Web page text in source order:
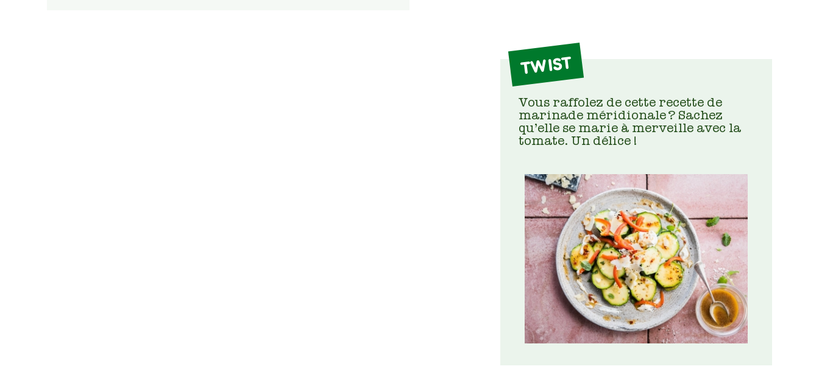
TWIST
Vous raffolez de cette recette de
marinade méridionale ? Sachez
qu’elle se marie à merveille avec la
tomate. Un délice !